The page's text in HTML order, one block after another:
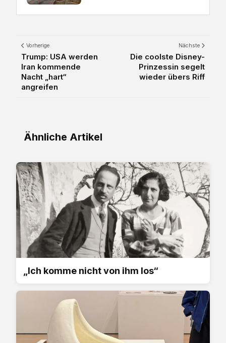
Vorherige
Trump: USA werden
Iran kommende
Nacht „hart“
angreifen
Nächste
Die coolste Disney-
Prinzessin segelt
wieder übers Riff
Ähnliche Artikel
„Ich komme nicht von ihm los“